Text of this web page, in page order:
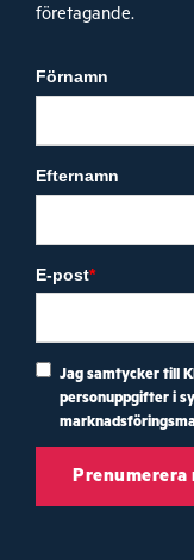
företagande.
Förnamn
Efternamn
E-post*
Jag samtycker till
personuppgifter i